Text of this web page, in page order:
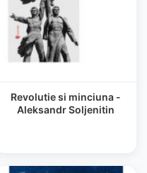
Revolutie si minciuna -
Aleksandr Soljenitin